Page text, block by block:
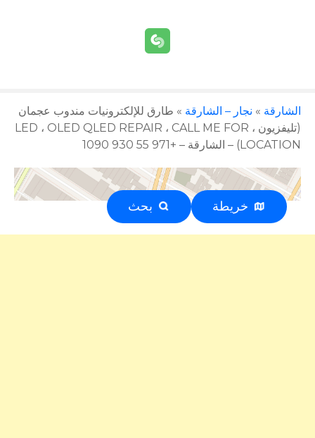
الشارقة » نجار – الشارقة » طارق للإلكترونيات مندوب عجمان
(تليفزيون ، LED ، OLED QLED REPAIR ، CALL ME FOR
LOCATION) – الشارقة – +971 55 930 1090
خريطة بحثإعلان